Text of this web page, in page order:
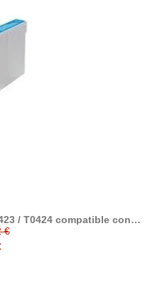
/ T0424 compatible con
€